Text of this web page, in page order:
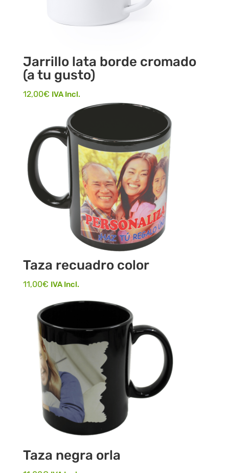
Jarrillo lata borde cromado
(a tu gusto)
12,00€ IVA Incl.
Taza recuadro color
11,00€ IVA Incl.
Taza negra orla